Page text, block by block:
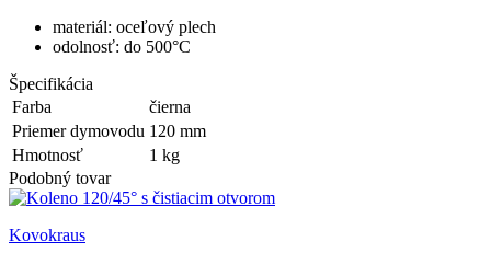
materiál: oceľový plech
odolnosť: do 500°C
Špecifikácia
Farba
čierna
Priemer dymovodu 120 mm
Hmotnosť
1 kg
Podobný tovar
Kovokraus